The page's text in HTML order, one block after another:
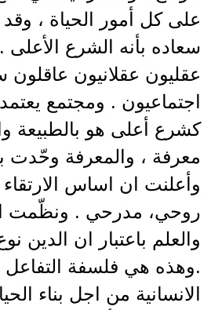
على كل أمور الحياة ، وقد
سعاده بأنه الشرع الأعلى .
عقليون عقلانيون
اجتماعيون . ومجتمع
كشرع أعلى هو بالطبيعة
معرفة ، والمعرفة وحّدت
وأعلنت ان اساس
روحي، مدرحي . ونظّمت
والعلم باعتبار ان الدين
.وهذه هي فلسفة التفاعل
الانسانية من اجل بناء